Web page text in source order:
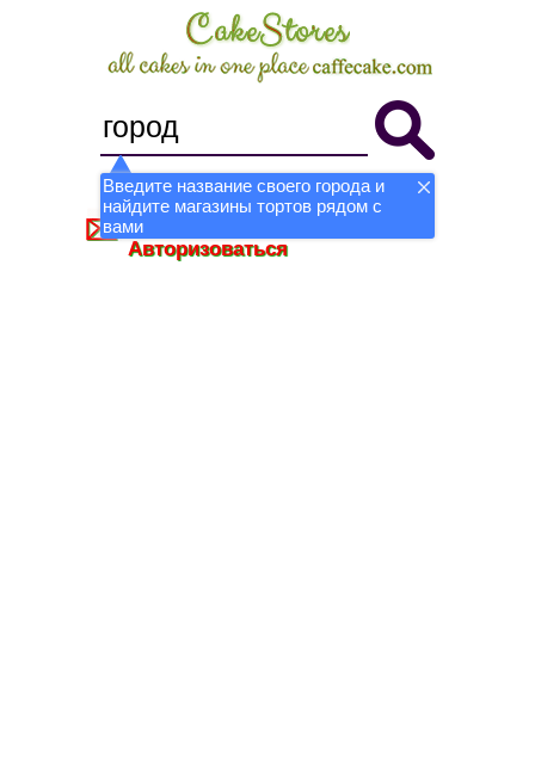
Введите название своего города и
найдите магазины тортов рядом с
вамиСтать магазином
Авторизоваться